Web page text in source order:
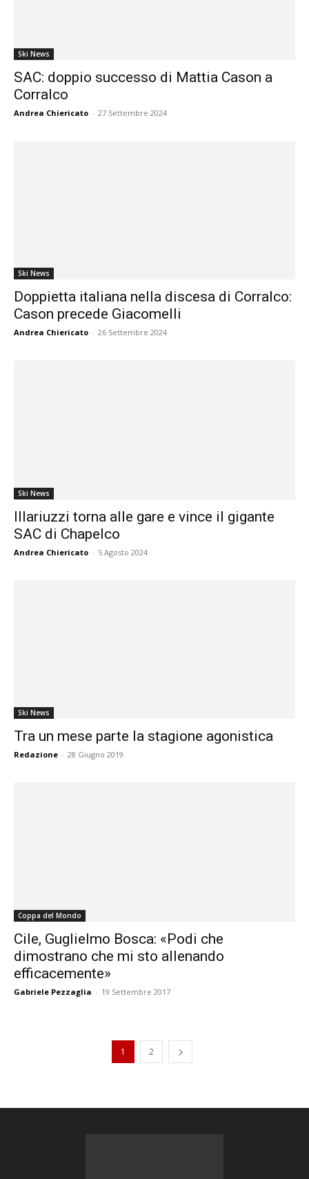
Ski News
SAC: doppio successo di Mattia Cason a
Corralco
Andrea Chiericato - 27 Settembre 2024
Ski News
Doppietta italiana nella discesa di Corralco:
Cason precede Giacomelli
Andrea Chiericato - 26 Settembre 2024
Ski News
Illariuzzi torna alle gare e vince il gigante
SAC di Chapelco
Andrea Chiericato - 5 Agosto 2024
Ski News
Tra un mese parte la stagione agonistica
Redazione - 28 Giugno 2019
Coppa del Mondo
Cile, Guglielmo Bosca: «Podi che
dimostrano che mi sto allenando
efficacemente»
Gabriele Pezzaglia - 19 Settembre 2017
1 2